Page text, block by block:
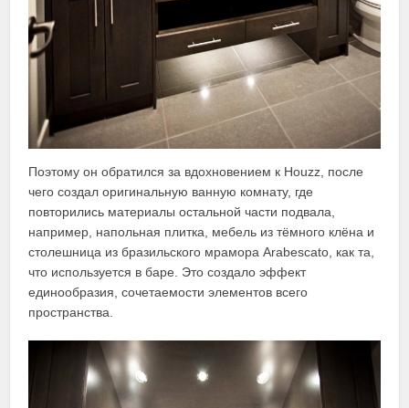
Поэтому он обратился за вдохновением к Houzz, после
чего создал оригинальную ванную комнату, где
повторились материалы остальной части подвала,
например, напольная плитка, мебель из тёмного клёна и
столешница из бразильского мрамора Arabescato, как та,
что используется в баре. Это создало эффект
единообразия, сочетаемости элементов всего
пространства.